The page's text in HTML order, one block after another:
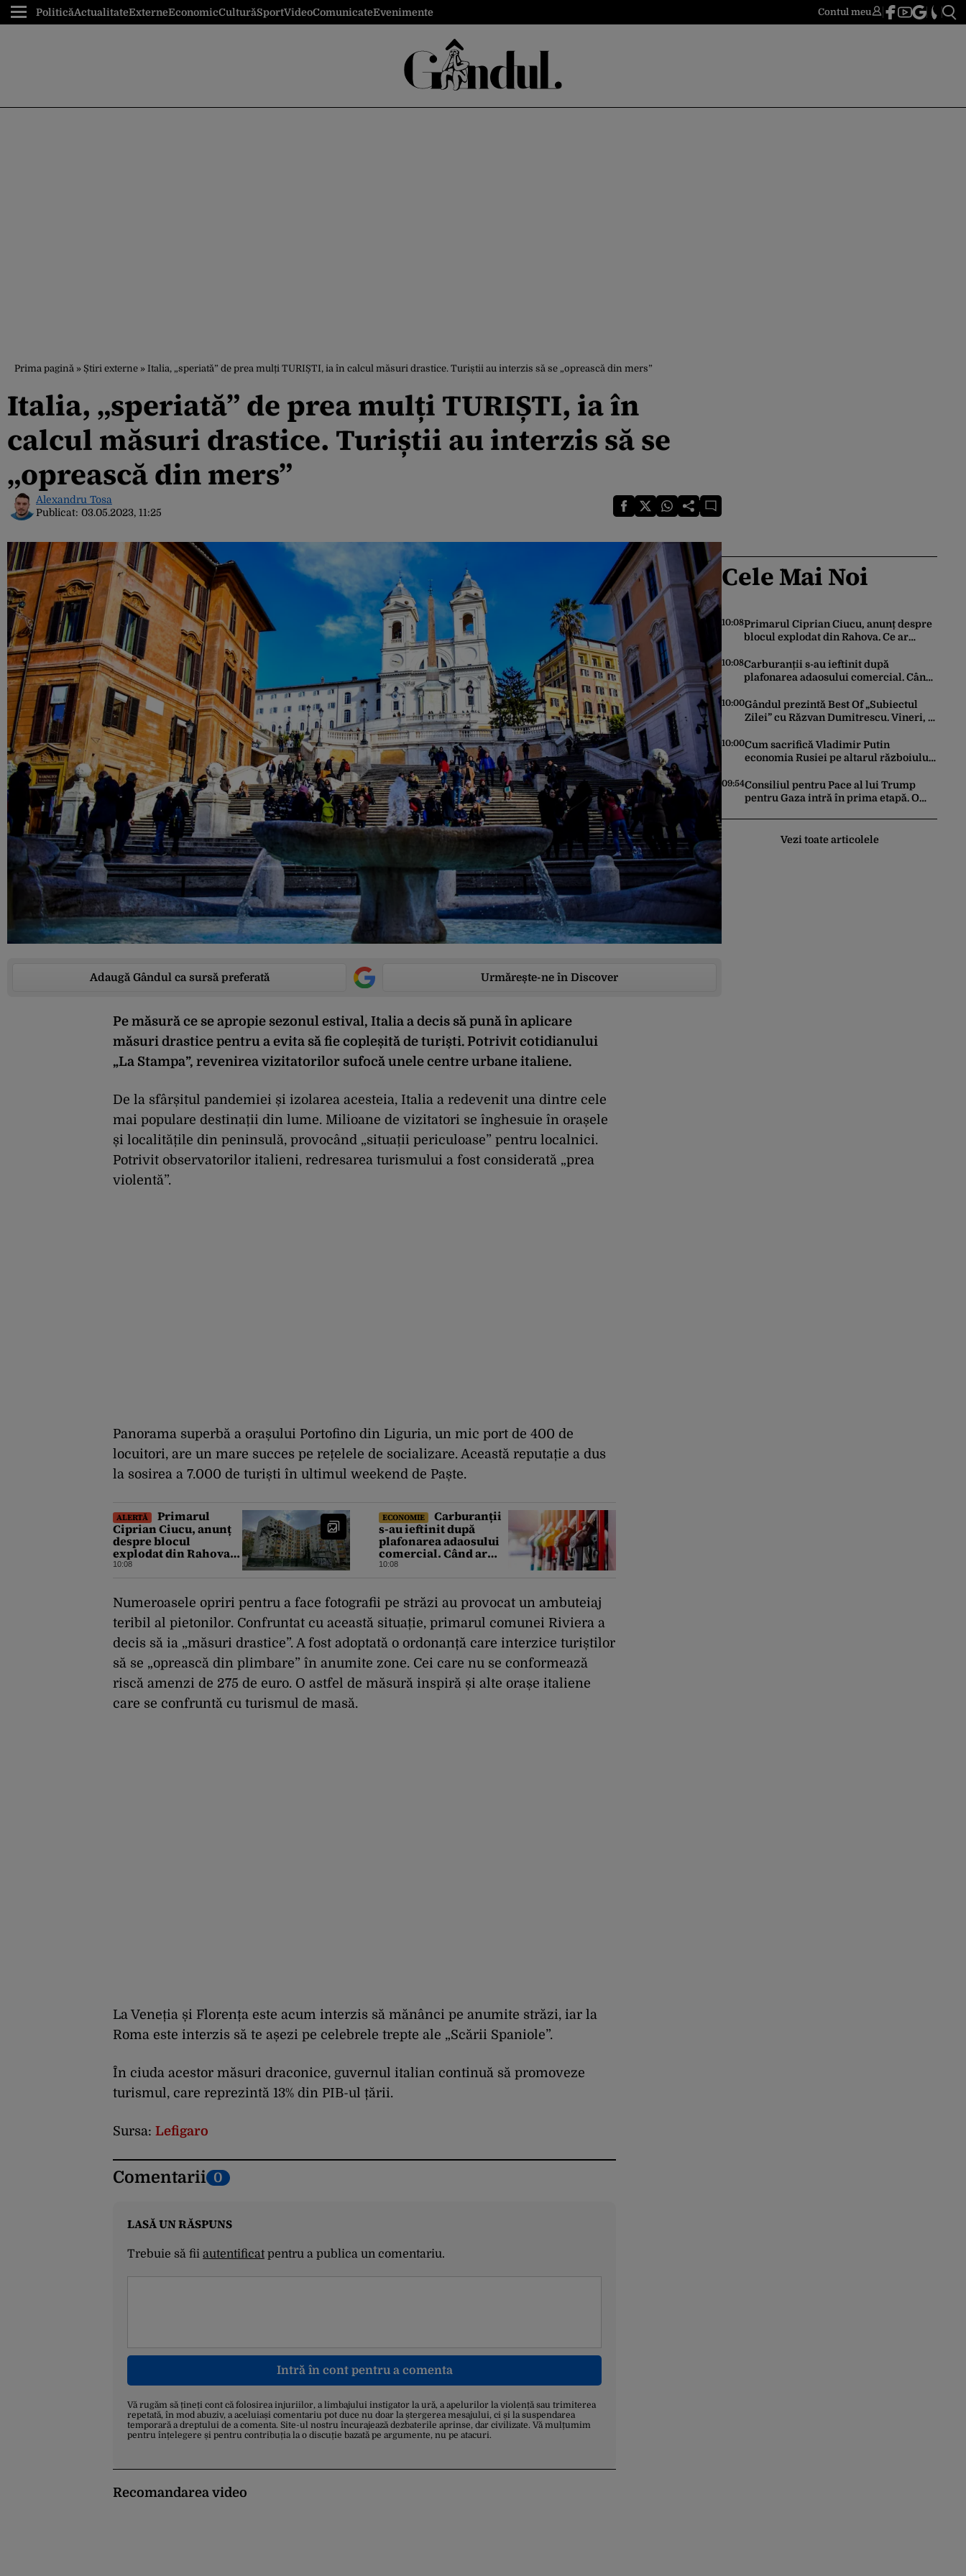
PoliticăActualitateExterneEconomicCulturăSportVideoComunicateEvenimente Contul meu
Prima pagină » Știri externe » Italia, „speriată” de prea mulți TURIȘTI, ia în calcul măsuri drastice. Turiștii au interzis să se „oprească din mers”
Italia, „speriată” de prea mulți TURIȘTI, ia în
calcul măsuri drastice. Turiștii au interzis să se
„oprească din mers”
Alexandru Tosa
Publicat: 03.05.2023, 11:25
Adaugă Gândul ca sursă preferată Urmărește-ne în Discover
Pe măsură ce se apropie sezonul estival, Italia a decis să pună în aplicare
măsuri drastice pentru a evita să fie copleșită de turiști. Potrivit cotidianului
„La Stampa”, revenirea vizitatorilor sufocă unele centre urbane italiene.
De la sfârșitul pandemiei și izolarea acesteia, Italia a redevenit una dintre cele
mai populare destinații din lume. Milioane de vizitatori se înghesuie în orașele
și localitățile din peninsulă, provocând „situații periculoase” pentru localnici.
Potrivit observatorilor italieni, redresarea turismului a fost considerată „prea
violentă”.
Panorama superbă a orașului Portofino din Liguria, un mic port de 400 de
locuitori, are un mare succes pe rețelele de socializare. Această reputație a dus
la sosirea a 7.000 de turiști în ultimul weekend de Paște.
ALERTĂ
Primarul
Ciprian Ciucu, anunț
despre blocul
explodat din Rahova.
Ce ar putea să le
drumuri
10:08
ECONOMIE
Carburanții
s-au ieftinit după
plafonarea adaosului
comercial. Când ar
putea urma noi
10:08
Numeroasele opriri pentru a face fotografii pe străzi au provocat un ambuteiaj
teribil al pietonilor. Confruntat cu această situație, primarul comunei Riviera a
decis să ia „măsuri drastice”. A fost adoptată o ordonanță care interzice turiștilor
să se „oprească din plimbare” în anumite zone. Cei care nu se conformează
riscă amenzi de 275 de euro. O astfel de măsură inspiră și alte orașe italiene
care se confruntă cu turismul de masă.
La Veneția și Florența este acum interzis să mănânci pe anumite străzi, iar la
Roma este interzis să te așezi pe celebrele trepte ale „Scării Spaniole”.
În ciuda acestor măsuri draconice, guvernul italian continuă să promoveze
turismul, care reprezintă 13% din PIB-ul țării.
Sursa: Lefigaro
Comentarii 0
LASĂ UN RĂSPUNS
Trebuie să fii autentificatpentru a publica un comentariu.
Intră în cont pentru a comenta
Vă rugăm să țineți cont că folosirea injuriilor, a limbajului instigator la ură, a apelurilor la violență sau trimiterea
repetată, în mod abuziv, a aceluiași comentariu pot duce nu doar la ștergerea mesajului, ci și la suspendarea
temporară a dreptului de a comenta. Site-ul nostru încurajează dezbaterile aprinse, dar civilizate. Vă mulțumim
pentru înțelegere și pentru contribuția la o discuție bazată pe argumente, nu pe atacuri.
Recomandarea video
Cele Mai Noi
10:08Primarul Ciprian Ciucu, anunț despre
blocul explodat din Rahova. Ce ar
rămași pe drumuri
10:08Carburanții s-au ieftinit după
plafonarea adaosului comercial. Când
10:00Gândul prezintă Best Of „Subiectul
Zilei” cu Răzvan Dumitrescu. Vineri, 7
10:00Cum sacrifică Vladimir Putin
economia Rusiei pe altarul războiului.
putea forța Kremlinul să apeleze la
ultimele resurse ale Băncii Centrale
09:54Consiliul pentru Pace al lui Trump
pentru Gaza intră în prima etapă. O
Vezi toate articolele